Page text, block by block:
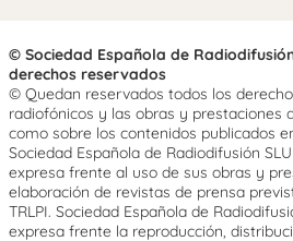
© Sociedad Española de
derechos reservados
© Quedan reservados todos los
radiofónicos y las obras y prestaciones
como sobre los contenidos publicados
Sociedad Española de Radiodifusión
expresa frente al uso de sus obras y
elaboración de revistas de prensa
TRLPI. Sociedad Española de
expresa frente la reproducción,